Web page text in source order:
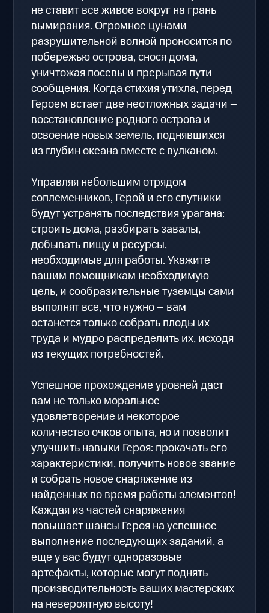
не ставит все живое вокруг на грань
вымирания. Огромное цунами
разрушительной волной проносится по
побережью острова, снося дома,
уничтожая посевы и прерывая пути
сообщения. Когда стихия утихла, перед
Героем встает две неотложных задачи –
восстановление родного острова и
освоение новых земель, поднявшихся
из глубин океана вместе с вулканом.
Управляя небольшим отрядом
соплеменников, Герой и его спутники
будут устранять последствия урагана:
строить дома, разбирать завалы,
добывать пищу и ресурсы,
необходимые для работы. Укажите
вашим помощникам необходимую
цель, и сообразительные туземцы сами
выполнят все, что нужно – вам
останется только собрать плоды их
труда и мудро распределить их, исходя
из текущих потребностей.
Успешное прохождение уровней даст
вам не только моральное
удовлетворение и некоторое
количество очков опыта, но и позволит
улучшить навыки Героя: прокачать его
характеристики, получить новое звание
и собрать новое снаряжение из
найденных во время работы элементов!
Каждая из частей снаряжения
повышает шансы Героя на успешное
выполнение последующих заданий, а
еще у вас будут одноразовые
артефакты, которые могут поднять
производительность ваших мастерских
на невероятную высоту!